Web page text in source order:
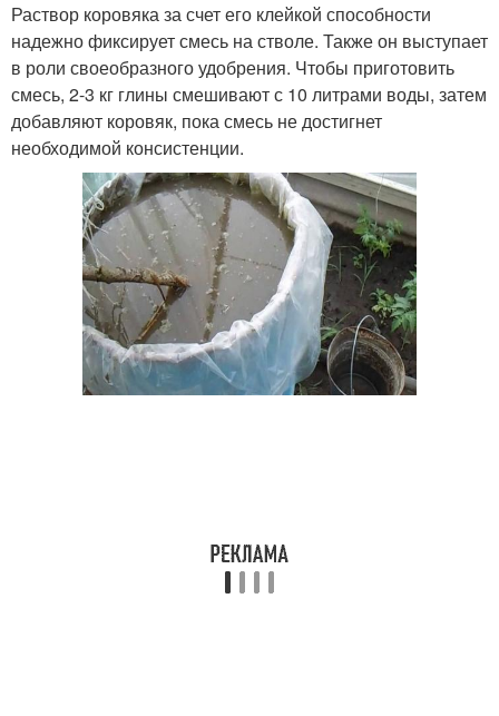
Раствор коровяка за счет его клейкой способности
надежно фиксирует смесь на стволе. Также он выступает
в роли своеобразного удобрения. Чтобы приготовить
смесь, 2-3 кг глины смешивают с 10 литрами воды, затем
добавляют коровяк, пока смесь не достигнет
необходимой консистенции.